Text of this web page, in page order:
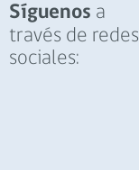
Síguenos a
través de redes
sociales: